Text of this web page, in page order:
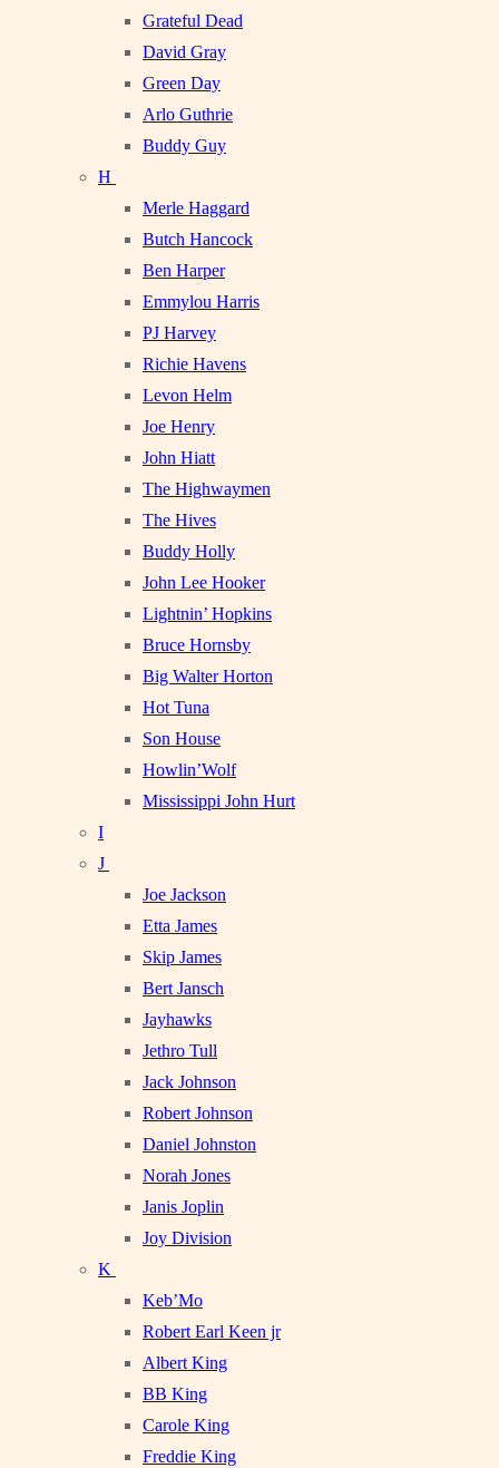
Grateful Dead
David Gray
Green Day
Arlo Guthrie
Buddy Guy
H
Merle Haggard
Butch Hancock
Ben Harper
Emmylou Harris
PJ Harvey
Richie Havens
Levon Helm
Joe Henry
John Hiatt
The Highwaymen
The Hives
Buddy Holly
John Lee Hooker
Lightnin’ Hopkins
Bruce Hornsby
Big Walter Horton
Hot Tuna
Son House
Howlin’Wolf
Mississippi John Hurt
I
J
Joe Jackson
Etta James
Skip James
Bert Jansch
Jayhawks
Jethro Tull
Jack Johnson
Robert Johnson
Daniel Johnston
Norah Jones
Janis Joplin
Joy Division
K
Keb’Mo
Robert Earl Keen jr
Albert King
BB King
Carole King
Freddie King